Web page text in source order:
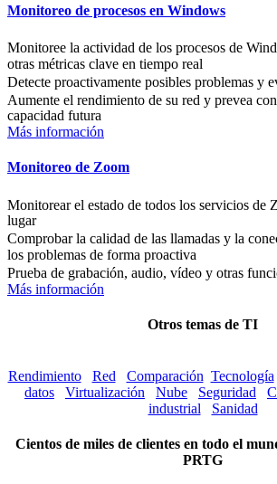
Monitoreo de procesos en Windows
Monitoree la actividad de los procesos de
otras métricas clave en tiempo real
Detecte proactivamente posibles problemas y
Aumente el rendimiento de su red y prevea
capacidad futura
Más información
Monitoreo de Zoom
Monitorear el estado de todos los servicios de
lugar
Comprobar la calidad de las llamadas y la
los problemas de forma proactiva
Prueba de grabación, audio, vídeo y otras
Más información
Otros temas de TI
Rendimiento Red Comparación Tecnología
datos
Virtualización Nube Seguridad
industrial
Sanidad
Cientos de miles de clientes en todo el
PRTG